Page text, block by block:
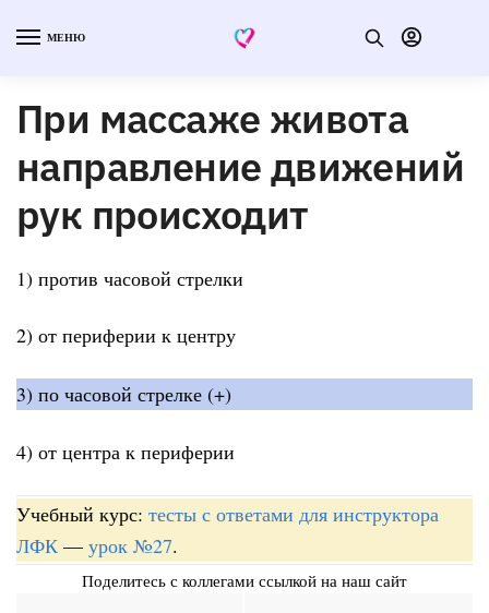
МЕНЮ
При массаже живота
направление движений
рук происходит
1) против часовой стрелки
2) от периферии к центру
3) по часовой стрелке (+)
4) от центра к периферии
Учебный курс: тесты с ответами для инструктора
ЛФК — урок №27.
Поделитесь с коллегами ссылкой на наш сайт